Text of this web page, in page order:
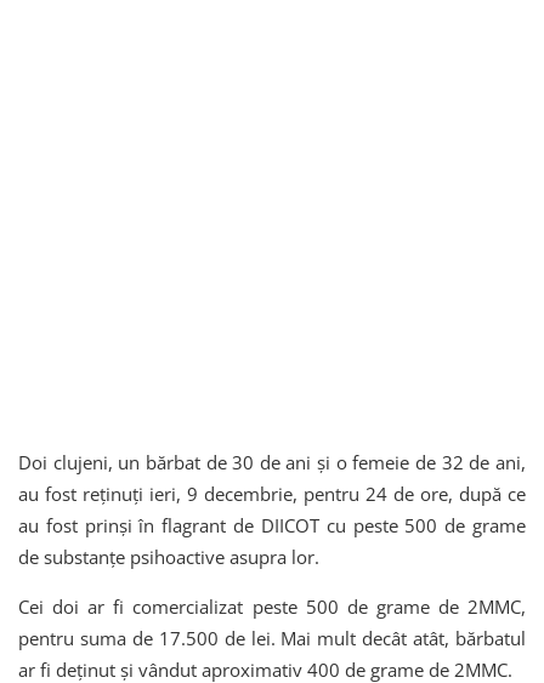
Doi clujeni, un bărbat de 30 de ani și o femeie de 32 de ani,
au fost reținuți ieri, 9 decembrie, pentru 24 de ore, după ce
au fost prinși în flagrant de DIICOT cu peste 500 de grame
de substanțe psihoactive asupra lor.
Cei doi ar fi comercializat peste 500 de grame de 2MMC,
pentru suma de 17.500 de lei. Mai mult decât atât, bărbatul
ar fi deținut și vândut aproximativ 400 de grame de 2MMC.